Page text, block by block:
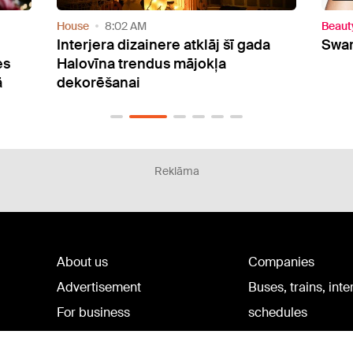
Beauty 7:44 AM
Swarovski new spring collection
House
Reklāma
About us
Advertisement
For business
Companies
Buses, trains,
schedules